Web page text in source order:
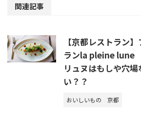
関連記事
【京都レストラン
ランla pleine lune
リュヌはもしや穴
い？？
おいしいもの 京都